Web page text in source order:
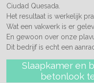
Ciudad Quesada.
Het resultaat is werkelijk
Wat een vakwerk is er
En gewoon over onze
Dit bedrijf is echt een
Slaapkamer en
betonlook